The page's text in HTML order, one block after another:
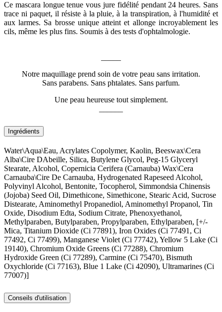
Ce mascara longue tenue vous jure fidélité pendant 24 heures. Sans
trace ni paquet, il résiste à la pluie, à la transpiration, à l'humidité et
aux larmes. Sa brosse unique atteint et allonge incroyablement les
cils, même les plus fins. Soumis à des tests d'ophtalmologie.
Notre maquillage prend soin de votre peau sans irritation.
Sans parabens. Sans phtalates. Sans parfum.
Une peau heureuse tout simplement.
Ingrédients
Water\Aqua\Eau, Acrylates Copolymer, Kaolin, Beeswax\Cera
Alba\Cire DAbeille, Silica, Butylene Glycol, Peg-15 Glyceryl
Stearate, Alcohol, Copernicia Cerifera (Carnauba) Wax\Cera
Carnauba\Cire De Carnauba, Hydrogenated Rapeseed Alcohol,
Polyvinyl Alcohol, Bentonite, Tocopherol, Simmondsia Chinensis
(Jojoba) Seed Oil, Dimethicone, Simethicone, Stearic Acid, Sucrose
Distearate, Aminomethyl Propanediol, Aminomethyl Propanol, Tin
Oxide, Disodium Edta, Sodium Citrate, Phenoxyethanol,
Methylparaben, Butylparaben, Propylparaben, Ethylparaben, [+/-
Mica, Titanium Dioxide (Ci 77891), Iron Oxides (Ci 77491, Ci
77492, Ci 77499), Manganese Violet (Ci 77742), Yellow 5 Lake (Ci
19140), Chromium Oxide Greens (Ci 77288), Chromium
Hydroxide Green (Ci 77289), Carmine (Ci 75470), Bismuth
Oxychloride (Ci 77163), Blue 1 Lake (Ci 42090), Ultramarines (Ci
77007)]
Conseils d'utilisation